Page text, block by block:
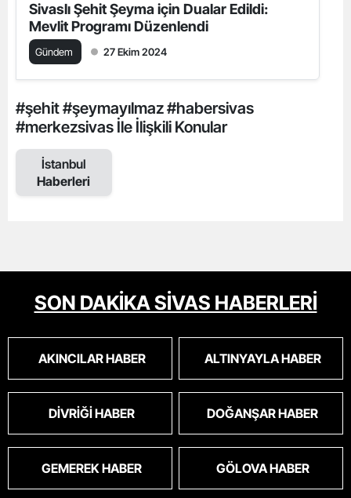
Sivaslı Şehit Şeyma için Dualar Edildi:
Mevlit Programı Düzenlendi
Gündem 27 Ekim 2024
#şehit #şeymayılmaz #habersivas
#merkezsivas İle İlişkili Konular
İstanbul
Haberleri
SON DAKİKA SİVAS HABERLERİ
AKINCILAR HABER ALTINYAYLA HABER
DIVRIĞI HABER DOĞANŞAR HABER
GEMEREK HABER GÖLOVA HABER